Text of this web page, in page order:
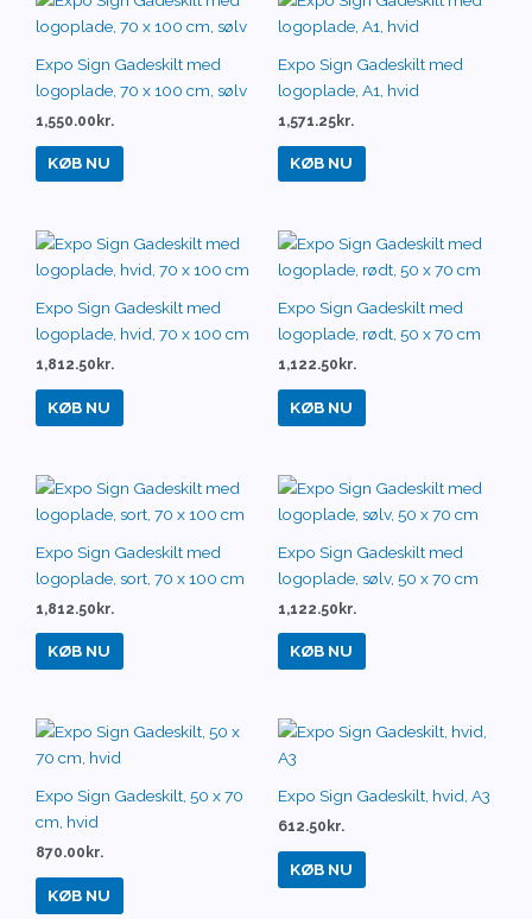
Expo Sign Gadeskilt med
logoplade, 70 x 100 cm, sølv
1,550.00kr.
KØB NU
Expo Sign Gadeskilt med
logoplade, A1, hvid
1,571.25kr.
KØB NU
Expo Sign Gadeskilt med
logoplade, hvid, 70 x 100 cm
1,812.50 kr.
KØB NU
Expo Sign Gadeskilt med
logoplade, rødt, 50 x 70 cm
1,122.50 kr.
KØB NU
Expo Sign Gadeskilt med
logoplade, sort, 70 x 100 cm
1,812.50kr.
KØB NU
Expo Sign Gadeskilt med
logoplade, sølv, 50 x 70 cm
1,122.50kr.
KØB NU
Expo Sign Gadeskilt, 50 x 70
cm, hvid
870.00 kr.
KØB NU
Expo Sign Gadeskilt, hvid, A3
612.50 kr.
KØB NU